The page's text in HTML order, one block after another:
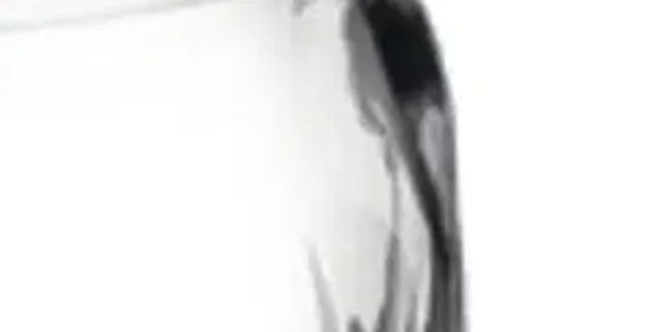
jännitettä, vältä siis suuria lämpötilaeroja. Kaadettuasi kuumaa hilloa
hillo säilyy hyvin suljetussa purkissa kuukausia, jopa vuosia.
konepesunkestävä ilman tiivistekumia. Metallinen sulkijamekanismi saattaa